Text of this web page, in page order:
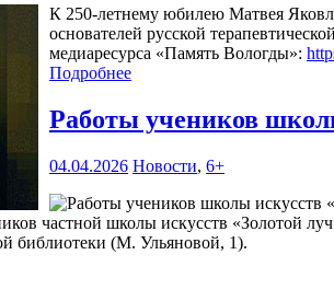
К 250-летнему юбилею Матвея
основателей русской
медиаресурса «Память Вологды»:
Подробнее
Работы учеников
04.04.2026 Новости, 6+
частной школы искусств «Золотой
библиотеки (М. Ульяновой, 1).